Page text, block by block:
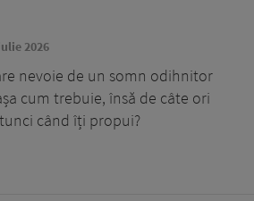
2026
nevoie de un somn odihnitor
cum trebuie, însă de câte ori
când îți propui?